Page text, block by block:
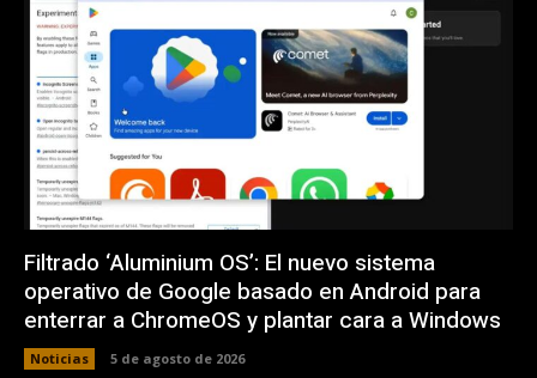
Filtrado ‘Aluminium OS’: El nuevo sistema
operativo de Google basado en Android para
enterrar a ChromeOS y plantar cara a Windows
Noticias 5 de agosto de 2026